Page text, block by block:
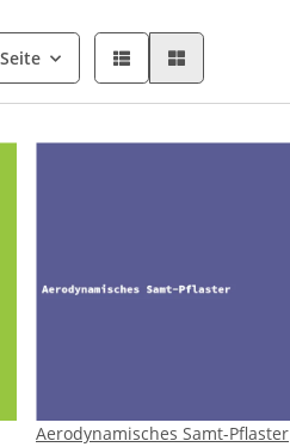
Aerodynamisches Samt-Pflaster